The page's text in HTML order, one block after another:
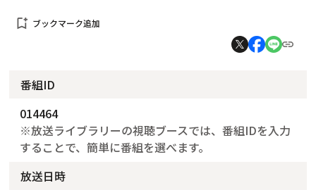
bookmark_add ブックマーク追加
番組ID
014464
※放送ライブラリーの視聴ブースでは、番組IDを入力
することで、簡単に番組を選べます。
放送日時